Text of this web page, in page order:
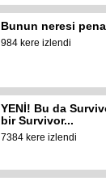
Bunun neresi
984 kere izlendi
YENİ! Bu da
bir Survivor...
7384 kere izlendi